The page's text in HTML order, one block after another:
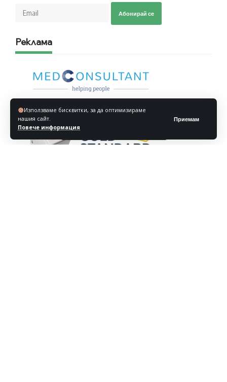
Използваме бисквитки, за да оптимизираме
нашия сайт.
Повече информация
Приемам
Абонирай се
Реклама